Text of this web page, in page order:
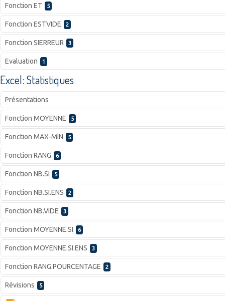
Fonction ET 5
Fonction ESTVIDE 2
Fonction SIERREUR 3
Evaluation 1
Excel: Statistiques
Présentations
Fonction MOYENNE 5
Fonction MAX-MIN 5
Fonction RANG 6
Fonction NB.SI 5
Fonction NB.SI.ENS 2
Fonction NB.VIDE 3
Fonction MOYENNE.SI 6
Fonction MOYENNE.SI.ENS 3
Fonction RANG.POURCENTAGE 2
Révisions 5